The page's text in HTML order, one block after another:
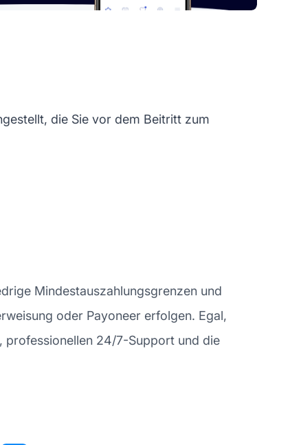
die Sie vor dem Beitritt zum
Mindestauszahlungsgrenzen und
oder Payoneer erfolgen. Egal,
professionellen 24/7-Support und die